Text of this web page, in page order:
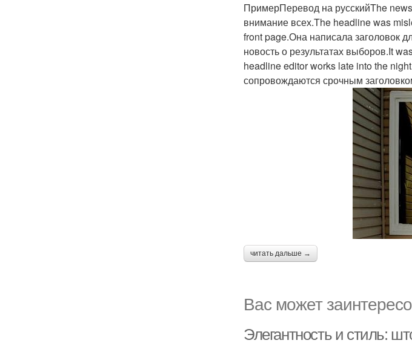
ПримерПеревод на русскийThe
внимание всех.The headline was
front page.Она написала заголовок
новость о результатах выборов.It
headline editor works late into the
сопровождаются срочным
читать дальше →
Вас может
Элегантность и стиль: